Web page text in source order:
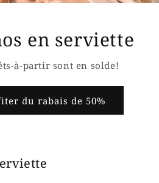
en serviette
à-partir sont en solde!
du rabais de 50%